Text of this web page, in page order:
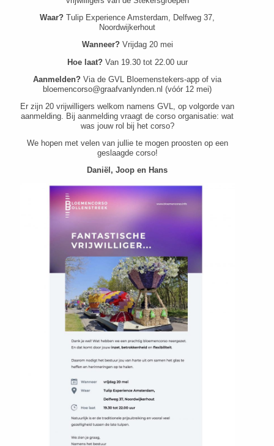
Waar? Tulip Experience Amsterdam, Delfweg 37,
Noordwijkerhout
Wanneer? Vrijdag 20 mei
Hoe laat? Van 19.30 tot 22.00 uur
Aanmelden? Via de GVL Bloemenstekers-app of via
bloemencorso@graafvanlynden.nl (vóór 12 mei)
Er zijn 20 vrijwilligers welkom namens GVL, op volgorde van
aanmelding. Bij aanmelding vraagt de corso organisatie: wat
was jouw rol bij het corso?
We hopen met velen van jullie te mogen proosten op een
geslaagde corso!
Daniël, Joop en Hans